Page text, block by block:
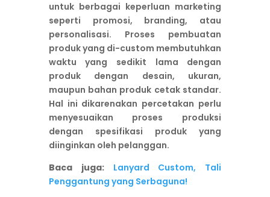
untuk berbagai keperluan marketing
seperti promosi, branding, atau
personalisasi. Proses pembuatan
produk yang di-custom membutuhkan
waktu yang sedikit lama dengan
produk dengan desain, ukuran,
maupun bahan produk cetak standar.
Hal ini dikarenakan percetakan perlu
menyesuaikan proses produksi
dengan spesifikasi produk yang
diinginkan oleh pelanggan.
Baca juga: Lanyard Custom, Tali
Penggantung yang Serbaguna!